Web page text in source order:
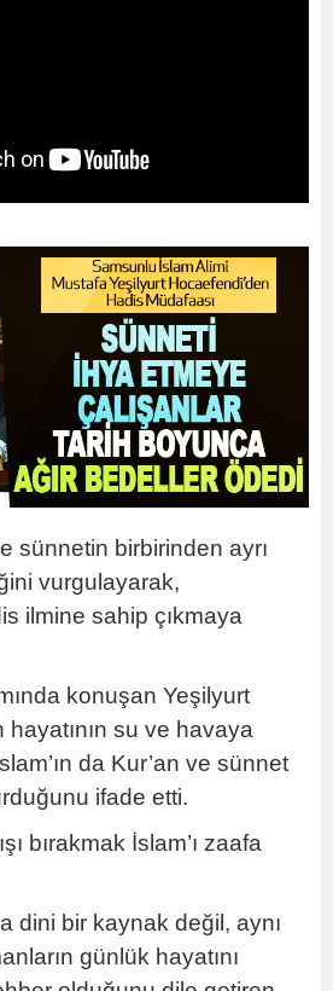
sünnetin birbirinden ayrı
vurgulayarak,
ilmine sahip çıkmaya
konuşan Yeşilyurt
su ve havaya
da Kur’an ve sünnet
ifade etti.
bırakmak İslam’ı zaafa
dini bir kaynak değil, aynı
günlük hayatını